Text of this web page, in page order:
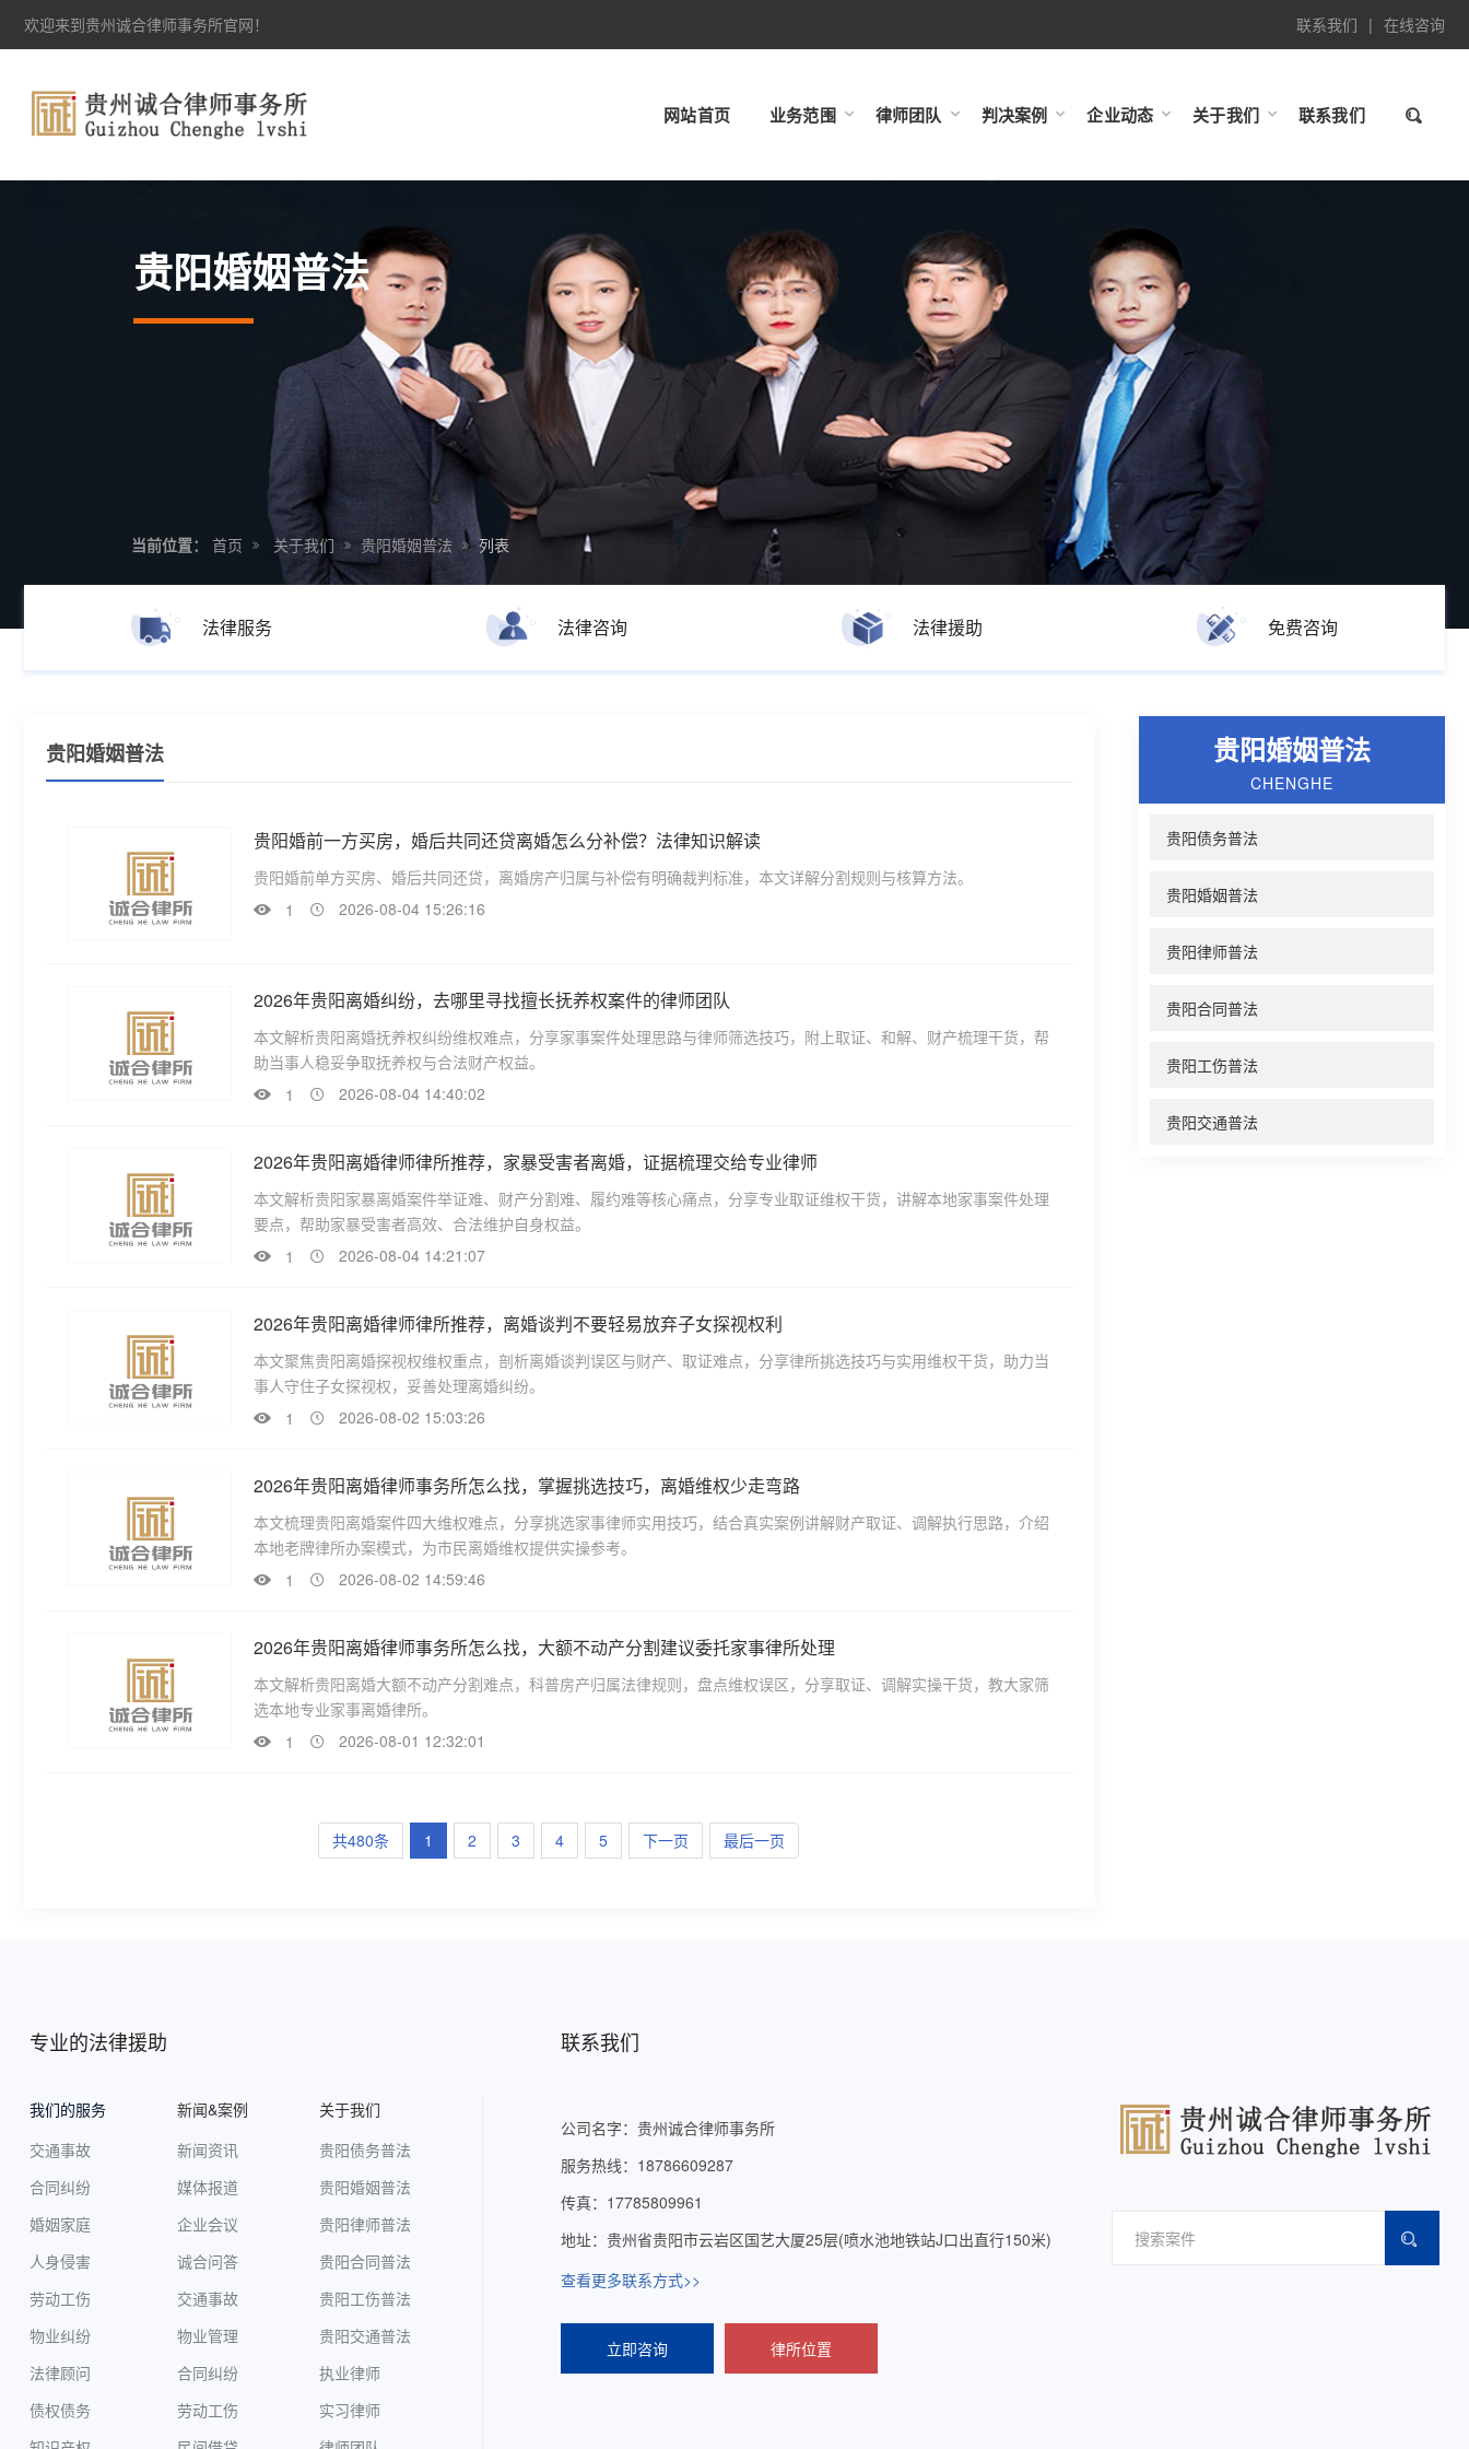
联系我们 | 在线咨询
欢迎来到贵州诚合律师事务所官网！
网站首页 业务范围 律师团队 判决案例 企业动态 关于我们 联系我们
贵阳婚姻普法
当前位置： 首页 关于我们 贵阳婚姻普法 列表
法律服务 法律咨询 法律援助 免费咨询
贵阳婚姻普法
贵阳婚前一方买房，婚后共同还贷离婚怎么分补偿？法律知识解读
贵阳婚前单方买房、婚后共同还贷，离婚房产归属与补偿有明确裁判标准，本文详解分割规则与核算方法。
1
2026-08-04 15:26:16
2026年贵阳离婚纠纷，去哪里寻找擅长抚养权案件的律师团队
本文解析贵阳离婚抚养权纠纷维权难点，分享家事案件处理思路与律师筛选技巧，附上取证、和解、财产梳理干货，帮
助当事人稳妥争取抚养权与合法财产权益。
1
2026-08-04 14:40:02
2026年贵阳离婚律师律所推荐，家暴受害者离婚，证据梳理交给专业律师
本文解析贵阳家暴离婚案件举证难、财产分割难、履约难等核心痛点，分享专业取证维权干货，讲解本地家事案件处理
要点，帮助家暴受害者高效、合法维护自身权益。
1
2026-08-04 14:21:07
2026年贵阳离婚律师律所推荐，离婚谈判不要轻易放弃子女探视权利
本文聚焦贵阳离婚探视权维权重点，剖析离婚谈判误区与财产、取证难点，分享律所挑选技巧与实用维权干货，助力当
事人守住子女探视权，妥善处理离婚纠纷。
1
2026-08-02 15:03:26
2026年贵阳离婚律师事务所怎么找，掌握挑选技巧，离婚维权少走弯路
本文梳理贵阳离婚案件四大维权难点，分享挑选家事律师实用技巧，结合真实案例讲解财产取证、调解执行思路，介绍
本地老牌律所办案模式，为市民离婚维权提供实操参考。
1
2026-08-02 14:59:46
2026年贵阳离婚律师事务所怎么找，大额不动产分割建议委托家事律所处理
本文解析贵阳离婚大额不动产分割难点，科普房产归属法律规则，盘点维权误区，分享取证、调解实操干货，教大家筛
选本地专业家事离婚律所。
1
2026-08-01 12:32:01
共480条 1 2 3 4 5 下一页 最后一页
贵阳婚姻普法
CHENGHE
贵阳债务普法
贵阳婚姻普法
贵阳律师普法
贵阳合同普法
贵阳工伤普法
贵阳交通普法
专业的法律援助
我们的服务
交通事故
合同纠纷
婚姻家庭
人身侵害
劳动工伤
物业纠纷
法律顾问
债权债务
新闻&案例
新闻资讯
媒体报道
企业会议
诚合问答
交通事故
物业管理
合同纠纷
劳动工伤
关于我们
贵阳债务普法
贵阳婚姻普法
贵阳律师普法
贵阳合同普法
贵阳工伤普法
贵阳交通普法
执业律师
实习律师
联系我们
公司名字：贵州诚合律师事务所
服务热线：18786609287
传真：17785809961
地址：贵州省贵阳市云岩区国艺大厦25层(喷水池地铁站J口出直行150米)
查看更多联系方式>>
立即咨询 律所位置